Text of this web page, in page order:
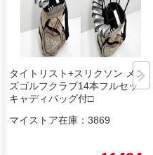
タイトリスト+スリクソン メン
ズゴルフクラブ14本フルセット
キャディバッグ付□
マイストア在庫： 3869